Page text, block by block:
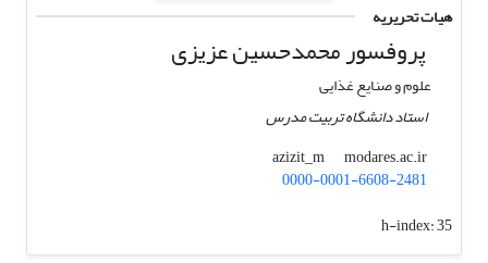
هیات تحریریه
پروفسور محمدحسین عزیزی
علوم و صنایع غذایی
استاد دانشگاه تربیت مدرس
azizit_m
modares.ac.ir
0000-0001-6608-2481
h-index:35